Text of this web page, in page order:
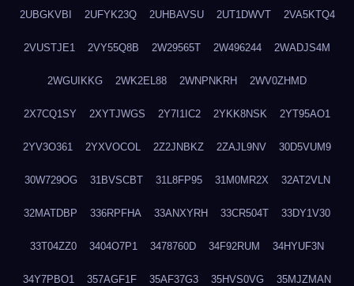
2UBGKVBI 2UFYK23Q 2UHBAVSU 2UT1DWVT 2VA5KTQ4
2VUSTJE1 2VY55Q8B 2W29565T 2W496244 2WADJS4M
2WGUIKKG 2WK2EL88 2WNPNKRH 2WV0ZHMD
2X7CQ1SY 2XYTJWGS 2Y7I1IC2 2YKK8NSK 2YT95AO1
2YV3O361 2YXVOCOL 2Z2JNBKZ 2ZAJL9NV 30D5VUM9
30W729OG 31BVSCBT 31L8FP95 31M0MR2X 32AT2VLN
32MATDBP 336RPFHA 33ANXYRH 33CR504T 33DY1V30
33T04ZZ0 3404O7P1 3478760D 34F92RUM 34HYUF3N
34Y7PBO1 357AGF1F 35AF37G3 35HVS0VG 35MJZMAN